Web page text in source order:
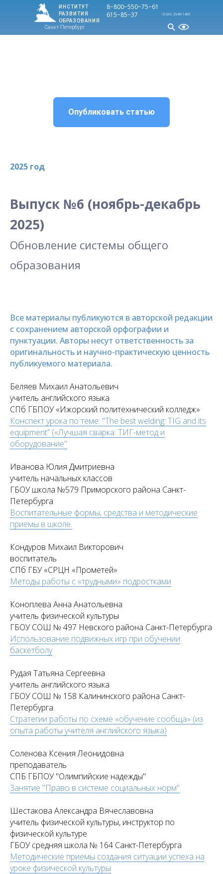
8−800−550−75−61
ИНСТИТУТ
РАЗВИТИЯ
ОБРАЗОВАНИЯ
Санкт-Петербург
615−85−37 ISSN: 2949-1495
Опубликовать статью
2025 год
Выпуск №6 (ноябрь-декабрь
2025)
Обновление системы общего
образования
Все материалы публикуются в авторской редакции
с сохранением авторской орфографии и
пунктуации. Авторы несут ответственность за
оригинальность и научно-практическую ценность
публикуемого материала.
Беляев Михаил Анатольевич
учитель английского языка
СПб ГБПОУ «Ижорский политехнический колледж»
Конспект урока по теме: "The best welding: TIG and its
equipment” («Лучшая сварка: ТИГ-метод и
оборудование"
Иванова Юлия Дмитриевна
учитель начальных классов
ГБОУ школа №579 Приморского района Санкт-
Петербурга
Воспитательные формы, средства и методические
приёмы в школе.
Кондуров Михаил Викторович
воспитатель
СПб ГБУ «СРЦН «Прометей»
Методы работы с «трудными» подростками
Коноплева Анна Анатольевна
учитель физической культуры
ГБОУ СОШ № 497 Невского района Санкт-Петербурга
Использование подвижных игр при обучении
баскетболу
Рудая Татьяна Сергеевна
учитель английского языка
ГБОУ СОШ № 158 Калининского района Санкт-
Петербурга.
Стратегии работы по схеме «обучение сообща» (из
опыта работы учителя английского языка)
Соленова Ксения Леонидовна
преподаватель
СПБ ГБПОУ "Олимпийские надежды"
Занятие "Право в системе социальных норм"
Шестакова Александра Вячеславовна
учитель физической культуры, инструктор по
физической культуре
ГБОУ средняя школа № 164 Санкт-Петербурга
Методические приемы создания ситуации успеха на
уроке физической культуры